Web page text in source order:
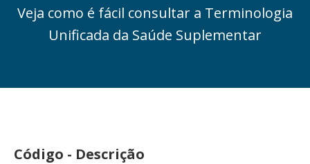
Veja como é fácil consultar a Terminologia
Unificada da Saúde Suplementar
Código - Descrição